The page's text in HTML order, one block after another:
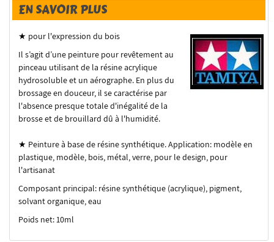
EN SAVOIR PLUS
★ pour l'expression du bois
Il s’agit d’une peinture pour revêtement au
pinceau utilisant de la résine acrylique
hydrosoluble et un aérographe. En plus du
brossage en douceur, il se caractérise par
l'absence presque totale d'inégalité de la
brosse et de brouillard dû à l'humidité.
★ Peinture à base de résine synthétique.Application: modèle en
plastique, modèle, bois, métal, verre, pour le design, pour
l'artisanat
Composant principal: résine synthétique (acrylique), pigment,
solvant organique, eau
Poids net: 10ml